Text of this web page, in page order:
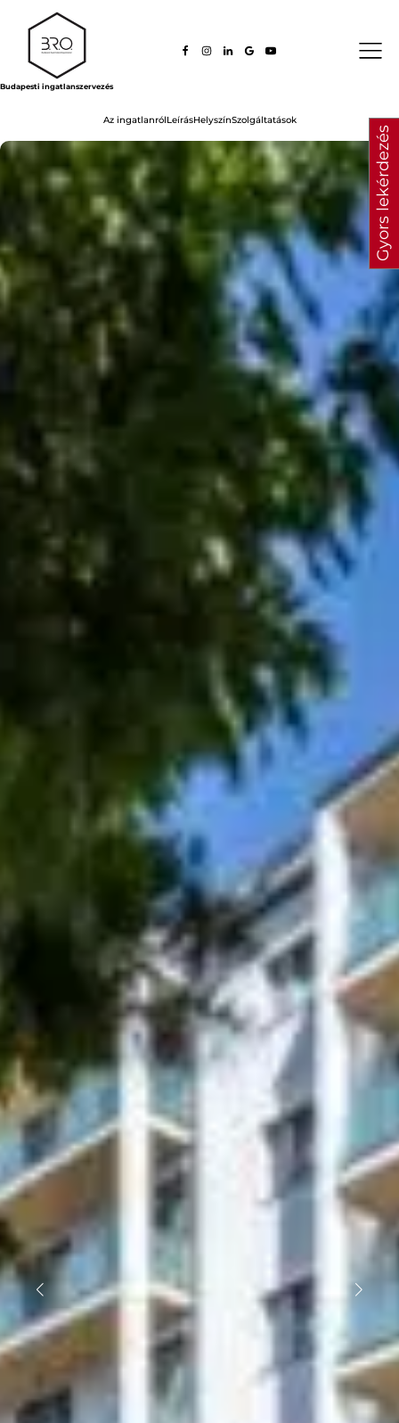
Budapesti ingatlanszervezés
Az ingatlanrólLeírásHelyszínSzolgáltatások
Gyors lekérdezés